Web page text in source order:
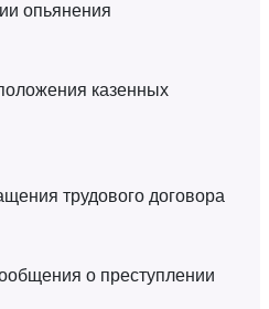
опьянения
казенных
трудового договора
о преступлении